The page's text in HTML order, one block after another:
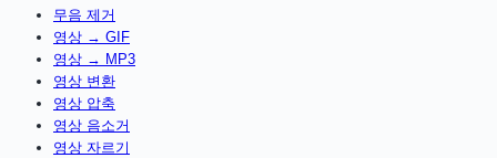
무음 제거
영상 → GIF
영상 → MP3
영상 변환
영상 압축
영상 음소거
영상 자르기